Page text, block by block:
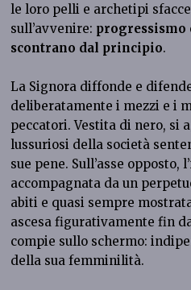
le loro pelli e archetipi
sull’avvenire: progressismo
scontrano dal principio.
La Signora diffonde e
deliberatamente i mezzi e i
peccatori. Vestita di nero, si
lussuriosi della società
sue pene. Sull’asse opposto,
accompagnata da un
abiti e quasi sempre
ascesa figurativamente fin
compie sullo schermo:
della sua femminilità.